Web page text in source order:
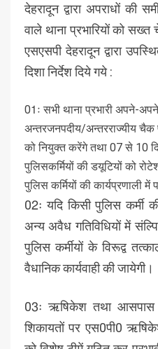
देहरादून द्वारा अपराधों की
वाले थाना प्रभारियों को सख्त
एसएसपी देहरादून द्वारा
दिशा निर्देश दिये गये :
01ः सभी थाना प्रभारी अपने-
अन्तरजनपदीय/अन्तरराज्यीय चैक
को नियुक्त करेंगे तथा 07 से 10
पुलिसकर्मियों की डयूटियों को
पुलिस कर्मियों की कार्यप्रणाली में
02ः यदि किसी पुलिस कर्मी
अन्य अवैध गतिविधियों में
पुलिस कर्मीयों के विरूद्व
वैधानिक कार्यवाही की जायेगी।
03ः ऋषिकेश तथा आसपास
शिकायतों पर एस0पी0